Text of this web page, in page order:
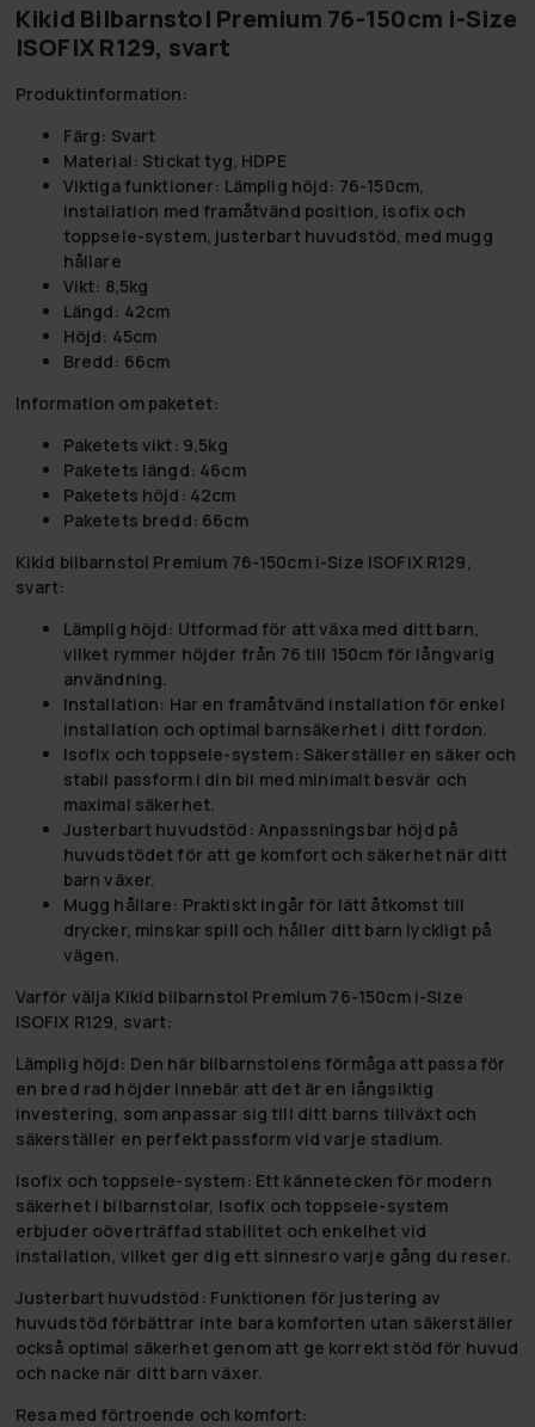
Kikid Bilbarnstol Premium 76-150cm i-Size
ISOFIX R129, svart
Produktinformation:
Färg: Svart
Material: Stickat tyg, HDPE
Viktiga funktioner: Lämplig höjd: 76-150cm,
installation med framåtvänd position, isofix och
toppsele-system, justerbart huvudstöd, med mugg
hållare
Vikt: 8,5kg
Längd: 42cm
Höjd: 45cm
Bredd: 66cm
Information om paketet:
Paketets vikt: 9,5kg
Paketets längd: 46cm
Paketets höjd: 42cm
Paketets bredd: 66cm
Kikid bilbarnstol Premium 76-150cm i-Size ISOFIX R129,
svart:
Lämplig höjd: Utformad för att växa med ditt barn,
vilket rymmer höjder från 76 till 150cm för långvarig
användning.
Installation: Har en framåtvänd installation för enkel
installation och optimal barnsäkerhet i ditt fordon.
Isofix och toppsele-system: Säkerställer en säker och
stabil passform i din bil med minimalt besvär och
maximal säkerhet.
Justerbart huvudstöd: Anpassningsbar höjd på
huvudstödet för att ge komfort och säkerhet när ditt
barn växer.
Mugg hållare: Praktiskt ingår för lätt åtkomst till
drycker, minskar spill och håller ditt barn lyckligt på
vägen.
Varför välja Kikid bilbarnstol Premium 76-150cm i-Size
ISOFIX R129, svart:
Lämplig höjd: Den här bilbarnstolens förmåga att passa för
en bred rad höjder innebär att det är en långsiktig
investering, som anpassar sig till ditt barns tillväxt och
säkerställer en perfekt passform vid varje stadium.
Isofix och toppsele-system: Ett kännetecken för modern
säkerhet i bilbarnstolar, Isofix och toppsele-system
erbjuder oöverträffad stabilitet och enkelhet vid
installation, vilket ger dig ett sinnesro varje gång du reser.
Justerbart huvudstöd: Funktionen för justering av
huvudstöd förbättrar inte bara komforten utan säkerställer
också optimal säkerhet genom att ge korrekt stöd för huvud
och nacke när ditt barn växer.
Resa med förtroende och komfort: